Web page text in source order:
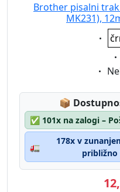
Brother pisalni
MK231),
📦
✅ 101x na zalogi –
🚛
178x v
približno